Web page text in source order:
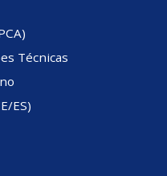
Técnicas
ES)